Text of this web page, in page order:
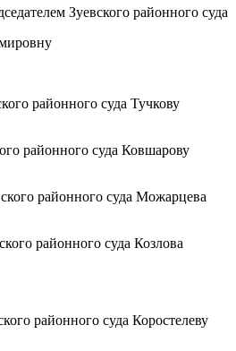
Зуевского районного суда
районного суда Тучкову
районного суда Ковшарову
районного суда Можарцева
районного суда Козлова
районного суда Коростелеву